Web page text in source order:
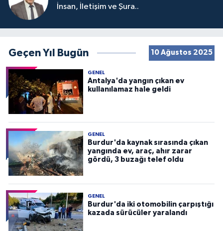
İnsan, İletişim ve Şura..
Geçen Yıl Bugün 10 Ağustos 2025
GENEL
Antalya'da yangın çıkan ev
kullanılamaz hale geldi
GENEL
Burdur'da kaynak sırasında çıkan
yangında ev, araç, ahır zarar
gördü, 3 buzağı telef oldu
GENEL
Burdur'da iki otomobilin çarpıştığı
kazada sürücüler yaralandı